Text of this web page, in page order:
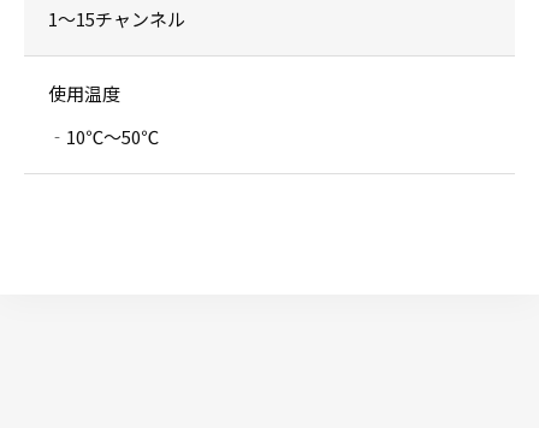
1〜15チャンネル
使用温度
‐10℃〜50℃